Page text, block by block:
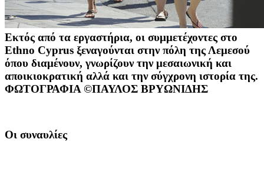
Eκτός από τα εργαστήρια, οι συμμετέχοντες στο
Ethno Cyprus ξεναγούνται στην πόλη της Λεμεσού
όπου διαμένουν, γνωρίζουν την μεσαιωνική και
αποικιοκρατική αλλά και την σύγχρονη ιστορία της.
ΦΩΤΟΓΡΑΦΙΑ ©ΠΑΥΛΟΣ ΒΡΥΩΝΙΔΗΣ
Οι συναυλίες